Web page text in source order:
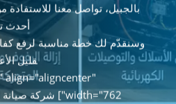
بالجبيل، تواصل معنا
أحدث
وسنقدّم لك خطة مناسبة لرفع
align="aligncenter"